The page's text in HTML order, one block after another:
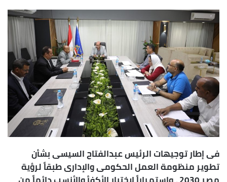
ل
ب
ي
د
ا
إ
ل
ك
ت
ر
و
ن
فى إطار توجيهات الرئيس عبدالفتاح السيسى بشأن
تطوير منظومة العمل الحكومى والإدارى طبقاً لرؤية